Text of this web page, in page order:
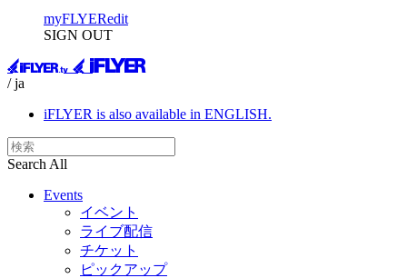
myFLYERedit
SIGN OUT
/ ja
iFLYER is also available in ENGLISH.
Search All
Events
イベント
ライブ配信
チケット
ピックアップ